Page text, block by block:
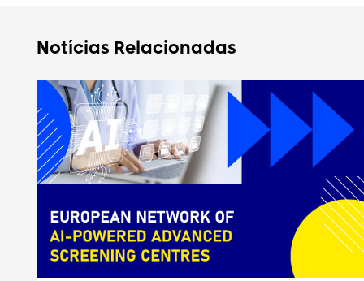
Notícias Relacionadas